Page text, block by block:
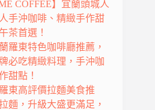
COFFEE】宜蘭頭城人
手沖咖啡、精緻手作甜
茶首選！
羅東特色咖啡廳推薦，
必吃精緻料理，手沖咖
甜點！
東高評價拉麵美食推
麵，升級大盛更滿足，